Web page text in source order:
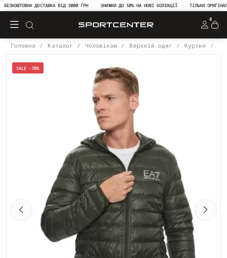
ДОСТАВКА ВІД 3000 ГРН ЗНИЖКИ ДО 50% НА НОВІ КОЛЕКЦІЇ ТІЛЬКИ
0
Головна Каталог Чоловікам Верхній одяг Куртки
SALE -70%